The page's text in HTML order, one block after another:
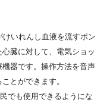
いれんし血液を流すポン
臓に対して、電気ショッ
器です。操作方法を音声
とができます。
でも使用できるようにな